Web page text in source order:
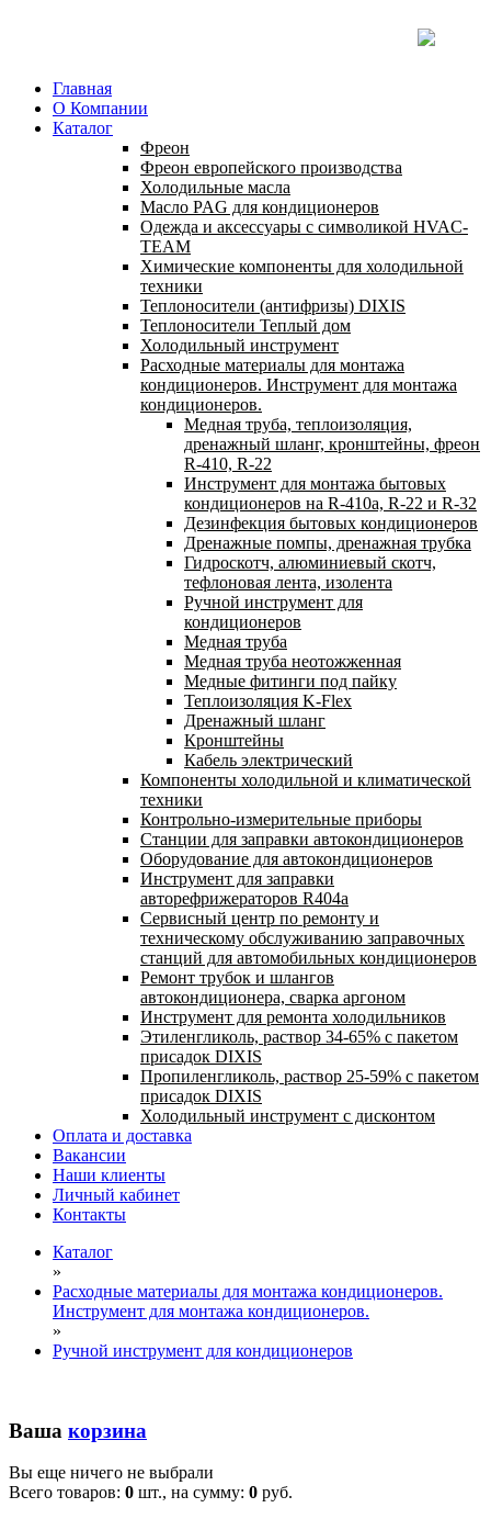
Главная
О Компании
Каталог
Фреон
Фреон европейского производства
Холодильные масла
Масло PAG для кондиционеров
Одежда и аксессуары с символикой HVAC-
TEAM
Химические компоненты для холодильной
техники
Теплоносители (антифризы) DIXIS
Теплоносители Теплый дом
Холодильный инструмент
Расходные материалы для монтажа
кондиционеров. Инструмент для монтажа
кондиционеров.
Медная труба, теплоизоляция,
дренажный шланг, кронштейны, фреон
R-410, R-22
Инструмент для монтажа бытовых
кондиционеров на R-410а, R-22 и R-32
Дезинфекция бытовых кондиционеров
Дренажные помпы, дренажная трубка
Гидроскотч, алюминиевый скотч,
тефлоновая лента, изолента
Ручной инструмент для
кондиционеров
Медная труба
Медная труба неотожженная
Медные фитинги под пайку
Теплоизоляция K-Flex
Дренажный шланг
Кронштейны
Кабель электрический
Компоненты холодильной и климатической
техники
Контрольно-измерительные приборы
Станции для заправки автокондиционеров
Оборудование для автокондиционеров
Инструмент для заправки
авторефрижераторов R404a
Сервисный центр по ремонту и
техническому обслуживанию заправочных
станций для автомобильных кондиционеров
Ремонт трубок и шлангов
автокондиционера, сварка аргоном
Инструмент для ремонта холодильников
Этиленгликоль, раствор 34-65% с пакетом
присадок DIXIS
Пропиленгликоль, раствор 25-59% с пакетом
присадок DIXIS
Холодильный инструмент с дисконтом
Оплата и доставка
Вакансии
Наши клиенты
Личный кабинет
Контакты
Каталог
»
Расходные материалы для монтажа кондиционеров.
Инструмент для монтажа кондиционеров.
»
Ручной инструмент для кондиционеров
Ваша корзина
Вы еще ничего не выбрали
Всего товаров: 0 шт., на сумму: 0 руб.